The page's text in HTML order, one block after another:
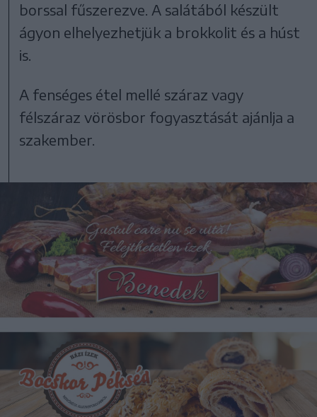
borssal fűszerezve. A salátából készült
ágyon elhelyezhetjük a brokkolit és a húst
is.
A fenséges étel mellé száraz vagy
félszáraz vörösbor fogyasztását ajánlja a
szakember.